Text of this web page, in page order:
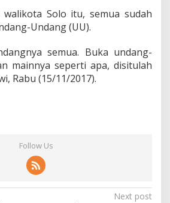
Solo itu, semua sudah
Undang (UU).
semua. Buka undang-
mainnya seperti apa, disitulah
Rabu (15/11/2017).
Follow Us
Next post